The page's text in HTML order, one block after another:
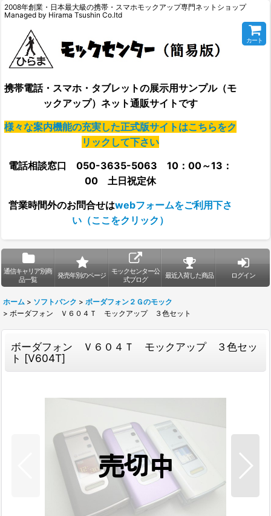
2008年創業・日本最大級の携帯・スマホモックアップ専門ネットショップ
Managed by Hirama Tsushin Co.ltd
携帯電話・スマホ・タブレットの展示用サンプル（モ
ックアップ）ネット通販サイトです
様々な案内機能の充実した正式版サイトはこちらをク
リックして下さい
電話相談窓口 050-3635-5063 10：00～13：
00 土日祝定休
営業時間外のお問合せはwebフォームをご利用下さ
い（ここをクリック）
カート
通信キャリア別商
品一覧
発売年別のページ
モックセンター公
式ブログ
最近入荷した商品 ログイン
ホーム > ソフトバンク > ボーダフォン２Ｇのモック
> ボーダフォン Ｖ６０４Ｔ モックアップ ３色セット
ボーダフォン Ｖ６０４Ｔ モックアップ ３色セッ
ト [V604T]